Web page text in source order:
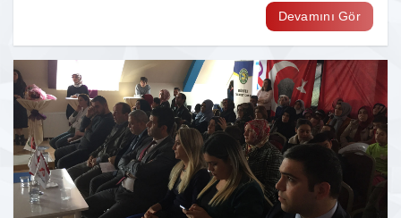
Devamını Gör